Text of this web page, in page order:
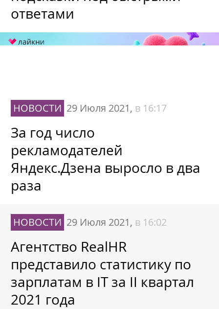
ответами
НОВОСТИ 29 Июля 2021, в 16:17
За год число
рекламодателей
Яндекс.Дзена выросло в два
раза
НОВОСТИ 29 Июля 2021, в 16:02
Агентство RealHR
представило статистику по
зарплатам в IT за II квартал
2021 года